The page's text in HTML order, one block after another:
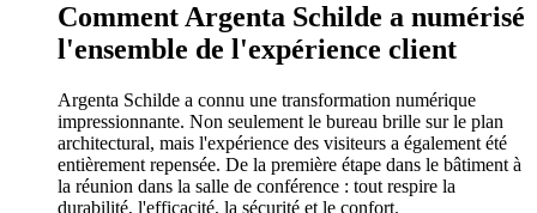
Comment Argenta Schilde a numérisé
l'ensemble de l'expérience client
Argenta Schilde a connu une transformation numérique
impressionnante. Non seulement le bureau brille sur le plan
architectural, mais l'expérience des visiteurs a également été
entièrement repensée. De la première étape dans le bâtiment à
la réunion dans la salle de conférence : tout respire la
durabilité, l'efficacité, la sécurité et le confort.